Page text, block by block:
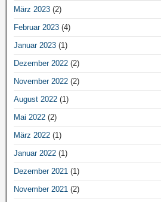
März 2023 (2)
Februar 2023 (4)
Januar 2023 (1)
Dezember 2022 (2)
November 2022 (2)
August 2022 (1)
Mai 2022 (2)
März 2022 (1)
Januar 2022 (1)
Dezember 2021 (1)
November 2021 (2)